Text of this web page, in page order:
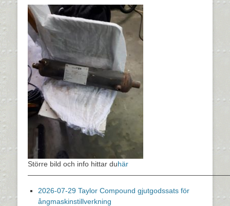
Större bild och info hittar duhär
2026-07-29 Taylor Compound gjutgodssats för
ångmaskinstillverkning